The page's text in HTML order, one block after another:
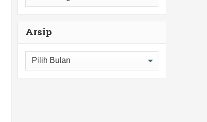
Arsip
Arsip